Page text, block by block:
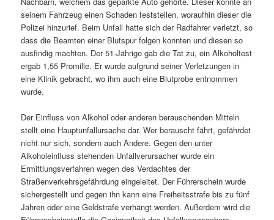
seinem Fahrzeug einen Schaden feststellen, woraufhin dieser die
Polizei hinzurief. Beim Unfall hatte sich der Radfahrer verletzt, so
dass die Beamten einer Blutspur folgen konnten und diesen so
ausfindig machten. Der 51-Jährige gab die Tat zu, ein Alkoholtest
ergab 1,55 Promille. Er wurde aufgrund seiner Verletzungen in
eine Klinik gebracht, wo ihm auch eine Blutprobe entnommen
wurde.
Der Einfluss von Alkohol oder anderen berauschenden Mitteln
stellt eine Hauptunfallursache dar. Wer berauscht fährt, gefährdet
nicht nur sich, sondern auch Andere. Gegen den unter
Alkoholeinfluss stehenden Unfallverursacher wurde ein
Ermittlungsverfahren wegen des Verdachtes der
Straßenverkehrsgefährdung eingeleitet. Der Führerschein wurde
sichergestellt und gegen ihn kann eine Freiheitsstrafe bis zu fünf
Jahren oder eine Geldstrafe verhängt werden. Außerdem wird die